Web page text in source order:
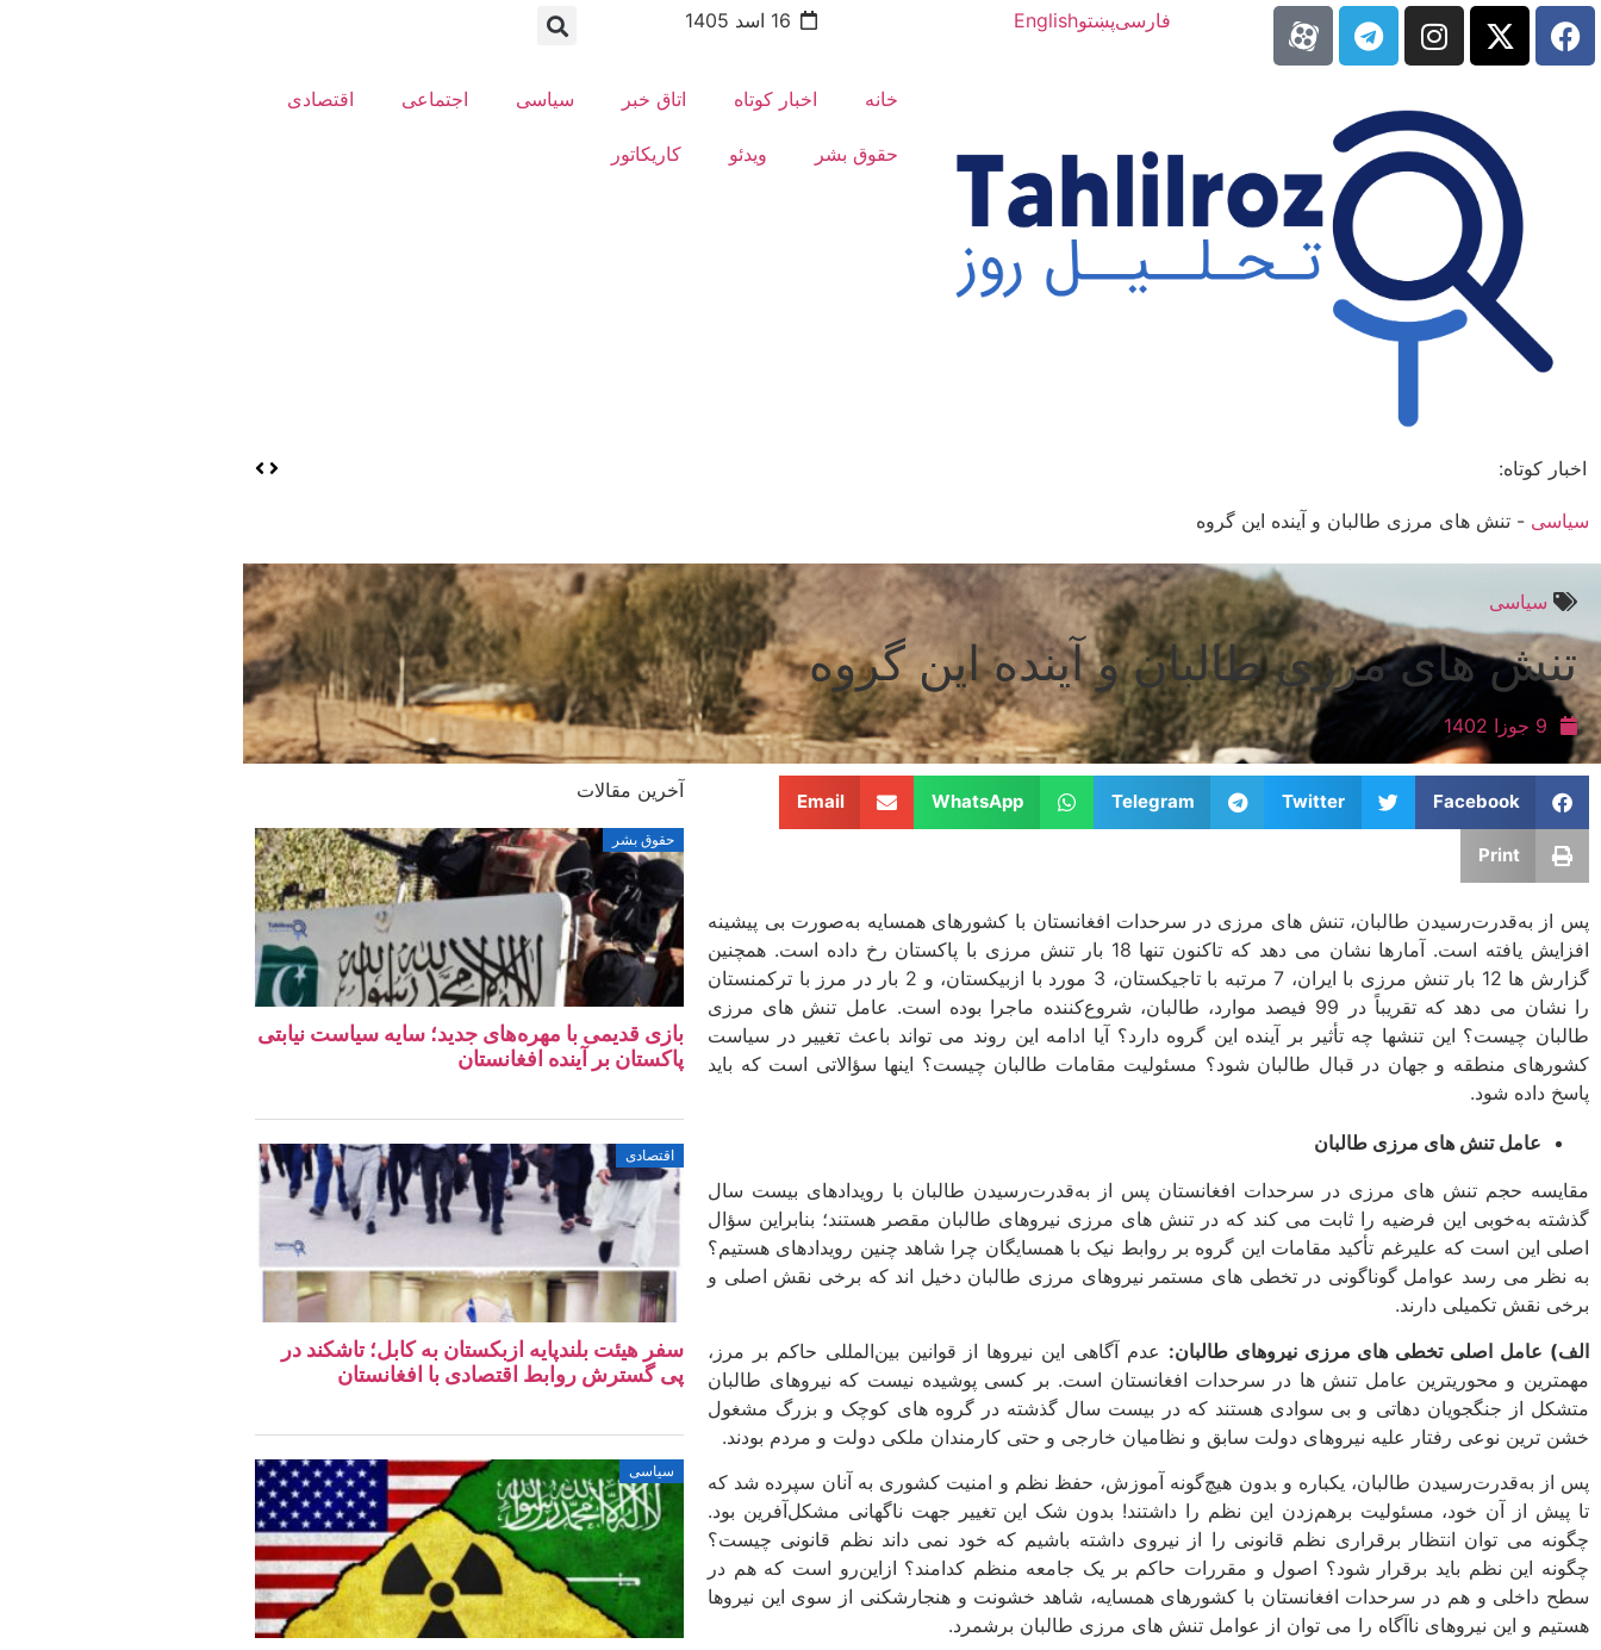
فارسیپښتوEnglish 16 اسد 1405
خانه اخبار کوتاه اتاق خبر سیاسی اجتماعی اقتصادی
حقوق بشر ویدئو کاریکاتور
اخبار کوتاه:
سیاسی - تنش­ های مرزی طالبان و آینده این گروه
سیاسی
تنش­ های مرزی طالبان و آینده این گروه
9 جوزا 1402
Facebook
Twitter
Telegram
WhatsApp
Email
Print
پس از به‌قدرت‌رسیدن طالبان، تنش­ های مرزی در سرحدات افغانستان با کشورهای همسایه به‌صورت بی پیشینه
افزایش یافته است. آمارها نشان می­ دهد که تاکنون تنها 18 بار تنش مرزی با پاکستان رخ‌ داده است. همچنین
گزار­ش ­ها 12 بار تنش مرزی با ایران، 7 مرتبه با تاجیکستان، 3 مورد با ازبیکستان، و 2 بار در مرز با ترکمنستان
را نشان می ­دهد که تقریباً در 99 فیصد موارد، طالبان، شروع‌کننده ماجرا بوده است. عامل تنش ­های مرزی
طالبان چیست؟ این تنش­ها چه تأثیر بر آینده این گروه دارد؟ آیا ادامه این روند می­ تواند باعث تغییر در سیاست
کشورهای منطقه و جهان در قبال طالبان شود؟ مسئولیت مقامات طالبان چیست؟ این­ها سؤالاتی است که باید
پاسخ داده شود.
عامل تنش ­های مرزی طالبان
مقایسه حجم تنش ­های مرزی در سرحدات افغانستان پس از به‌قدرت‌رسیدن طالبان با رویدادهای بیست سال
گذشته به‌خوبی این فرضیه را ثابت می­ کند که در تنش ­های مرزی نیروهای طالبان مقصر هستند؛ بنابراین سؤال
اصلی این است که علی­رغم تأکید مقامات این گروه بر روابط نیک با همسایگان چرا شاهد چنین رویدادهای هستیم؟
به نظر می ­رسد عوامل گوناگونی در تخطی­ های مستمر نیروهای مرزی طالبان دخیل­ اند که برخی نقش اصلی و
برخی نقش تکمیلی دارند.
الف) عامل اصلی تخطی­ های مرزی نیروهای طالبان: عدم آگاهی این نیروها از قوانین بین‌المللی حاکم بر مرز،
مهم­ترین و محوری­ترین عامل تنش ­ها در سرحدات افغانستان است. بر کسی پوشیده نیست که نیروهای طالبان
متشکل از جنگجویان دهاتی و بی ­سوادی هستند که در بیست سال گذشته در گروه ­های کوچک و بزرگ مشغول
خشن­ ترین نوعی رفتار علیه نیروهای دولت سابق و نظامیان خارجی و حتی کارمندان ملکی دولت و مردم بودند.
پس از به‌قدرت‌رسیدن طالبان، یکباره و بدون هیچ‌گونه آموزش، حفظ نظم و امنیت کشوری به آنان سپرده شد که
تا پیش از آن خود، مسئولیت برهم‌زدن این نظم را داشتند! بدون شک این تغییر جهت ناگهانی مشکل‌آفرین بود.
چگونه می ­توان انتظار برقراری نظم قانونی را از نیروی داشته باشیم که خود نمی ­داند نظم قانونی چیست؟
چگونه این نظم باید برقرار شود؟ اصول و مقررات حاکم بر یک جامعه منظم کدام­ند؟ ازاین‌رو است که هم در
سطح داخلی و هم در سرحدات افغانستان با کشورهای همسایه، شاهد خشونت و هنجارشکنی از سوی این نیروها
هستیم و این نیروهای ناآگاه را می توان از عوامل تنش ­های مرزی طالبان برشمرد.
آخرین مقالات
حقوق بشر
بازی قدیمی با مهره‌های جدید؛ سایه سیاست نیابتی
پاکستان بر آینده افغانستان
اقتصادی
سفر هیئت بلندپایه ازبکستان به کابل؛ تاشکند در
پی گسترش روابط اقتصادی با افغانستان
سیاسی